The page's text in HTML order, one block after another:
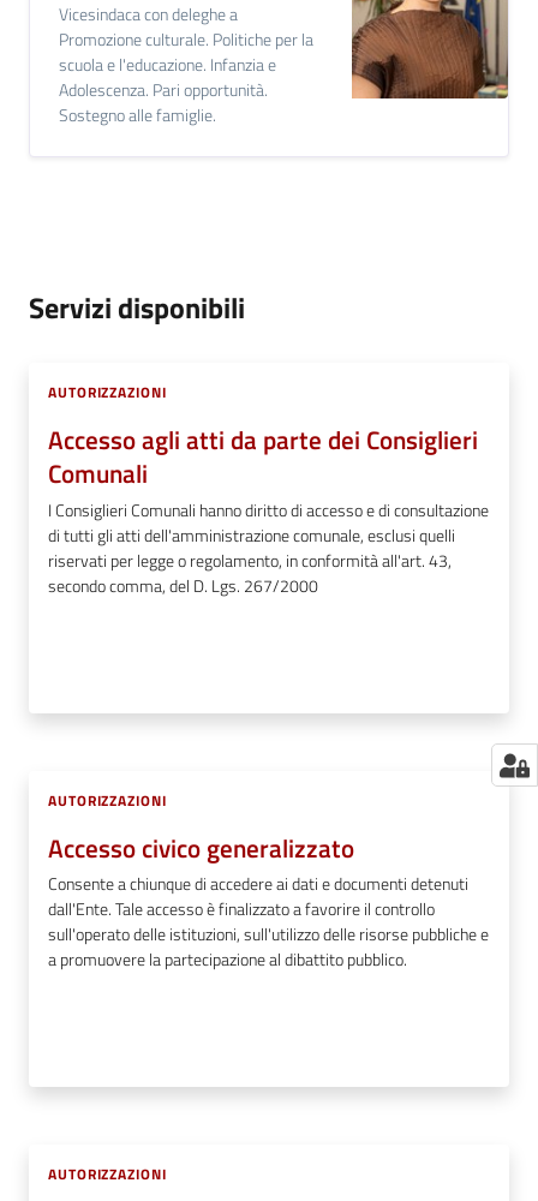
Vicesindaca con deleghe a
Promozione culturale. Politiche per la
scuola e l'educazione. Infanzia e
Adolescenza. Pari opportunità.
Sostegno alle famiglie.
Servizi disponibili
AUTORIZZAZIONI
Accesso agli atti da parte dei Consiglieri
Comunali
I Consiglieri Comunali hanno diritto di accesso e di consultazione
di tutti gli atti dell'amministrazione comunale, esclusi quelli
riservati per legge o regolamento, in conformità all'art. 43,
secondo comma, del D. Lgs. 267/2000
AUTORIZZAZIONI
Accesso civico generalizzato
Consente a chiunque di accedere ai dati e documenti detenuti
dall'Ente. Tale accesso è finalizzato a favorire il controllo
sull'operato delle istituzioni, sull'utilizzo delle risorse pubbliche e
a promuovere la partecipazione al dibattito pubblico.
AUTORIZZAZIONI